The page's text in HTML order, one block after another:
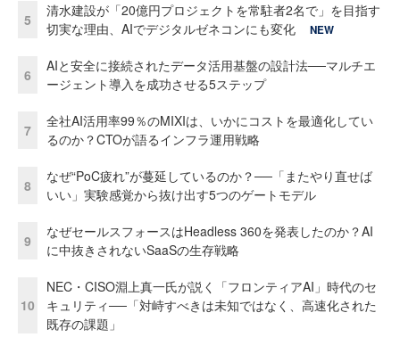
5
清水建設が「20億円プロジェクトを常駐者2名で」を目指す
切実な理由、AIでデジタルゼネコンにも変化
NEW
6
AIと安全に接続されたデータ活用基盤の設計法──マルチエ
ージェント導入を成功させる5ステップ
7
全社AI活用率99％のMIXIは、いかにコストを最適化してい
るのか？CTOが語るインフラ運用戦略
8
なぜ“PoC疲れ”が蔓延しているのか？──「またやり直せば
いい」実験感覚から抜け出す5つのゲートモデル
9
なぜセールスフォースはHeadless 360を発表したのか？AI
に中抜きされないSaaSの生存戦略
10
NEC・CISO淵上真一氏が説く「フロンティアAI」時代のセ
キュリティ──「対峙すべきは未知ではなく、高速化された
既存の課題」